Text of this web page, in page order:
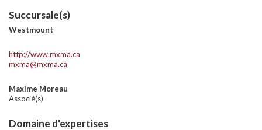
Succursale(s)
Westmount
http://www.mxma.ca
mxma@mxma.ca
Maxime Moreau
Associé(s)
Domaine d'expertises